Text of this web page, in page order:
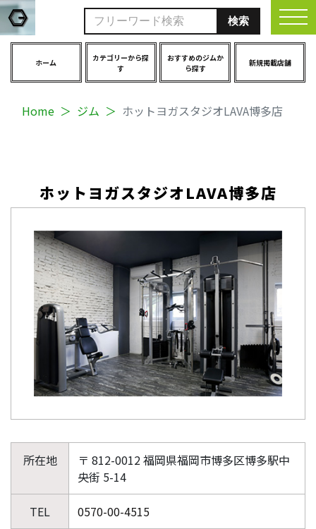
ホーム
カテゴリーから探
す
おすすめのジムか
ら探す
新規掲載店舗
Home ジム ホットヨガスタジオLAVA博多店
ホットヨガスタジオLAVA博多店
所在地
〒 812-0012 福岡県福岡市博多区博多駅中
央街 5-14
TEL 0570-00-4515